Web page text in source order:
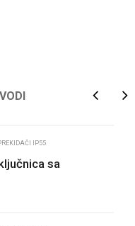
IP55
sa
Francuski